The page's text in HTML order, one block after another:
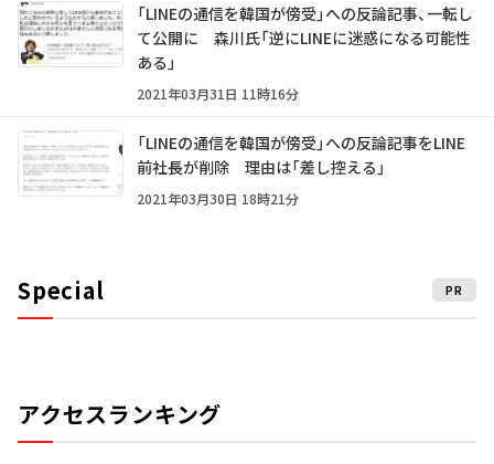
「LINEの通信を韓国が傍受」への反論記事、一転し
て公開に 森川氏「逆にLINEに迷惑になる可能性
ある」
2021年03月31日 11時16分
「LINEの通信を韓国が傍受」への反論記事をLINE
前社長が削除 理由は「差し控える」
2021年03月30日 18時21分
Special PR
アクセスランキング